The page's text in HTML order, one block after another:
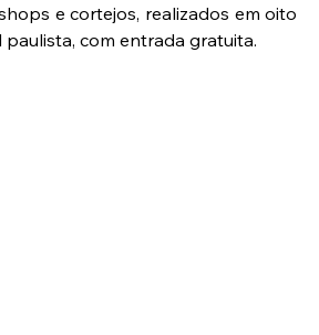
e cortejos, realizados em oito
com entrada gratuita.